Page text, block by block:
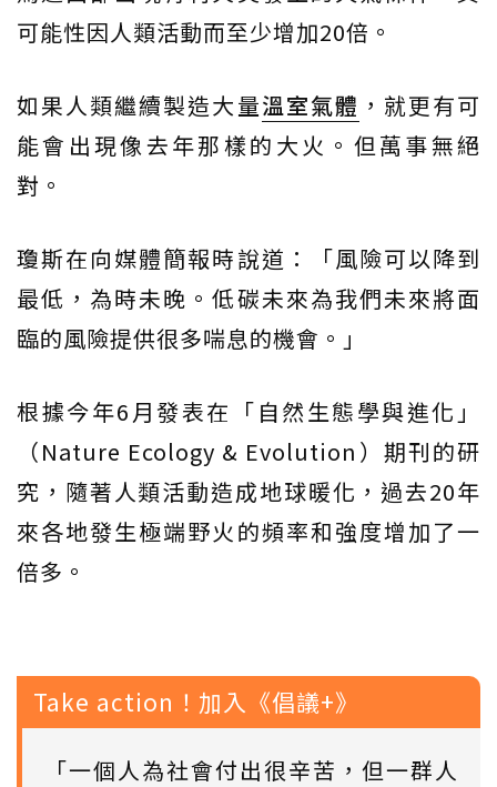
可能性因人類活動而至少增加20倍。
如果人類繼續製造大量溫室氣體 ，就更有可
能會出現像去年那樣的大火。但萬事無絕
對。
瓊斯在向媒體簡報時說道：「風險可以降到
最低，為時未晚。低碳未來為我們未來將面
臨的風險提供很多喘息的機會。」
根據今年6月發表在「自然生態學與進化」
（Nature Ecology & Evolution）期刊的研
究，隨著人類活動造成地球暖化，過去20年
來各地發生極端野火的頻率和強度增加了一
倍多。
Take action！加入《倡議+》
「一個人為社會付出很辛苦，但一群人